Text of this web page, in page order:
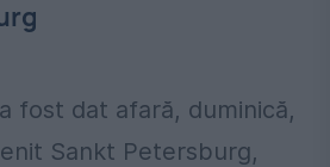
fost dat afară, duminică,
Sankt Petersburg,